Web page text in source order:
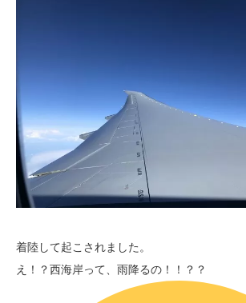
着陸して起こされました。
え！？西海岸って、雨降るの！！？？